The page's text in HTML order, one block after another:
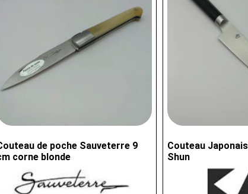
de poche Sauveterre 9
corne blonde
Couteau
Shun